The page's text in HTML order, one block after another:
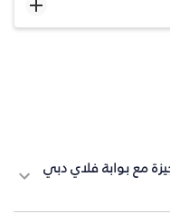
مع بوابة فلاي دبي